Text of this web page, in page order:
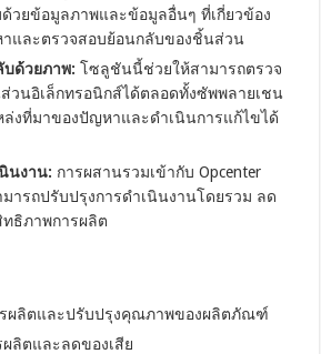
วยข้อมูลภาพและข้อมูลอื่นๆ ที่เกี่ยวข้อง
าและตรวจสอบย้อนกลับของชิ้นส่วน
บด้วยภาพ: โซลูชันนี้ช่วยให้สามารถตรวจ
วนอิเล็กทรอนิกส์ได้ตลอดทั้งซัพพลายเชน
งที่มาของปัญหาและดำเนินการแก้ไขได้
นงาน: การผสานรวมเข้ากับ Opcenter
มารถปรับปรุงการดำเนินงานโดยรวม ลด
ธิภาพการผลิต
ผลิตและปรับปรุงคุณภาพของผลิตภัณฑ์
ลิตและลดของเสีย